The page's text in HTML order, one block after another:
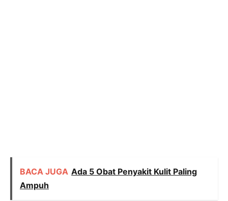
BACA JUGA Ada 5 Obat Penyakit Kulit Paling
Ampuh